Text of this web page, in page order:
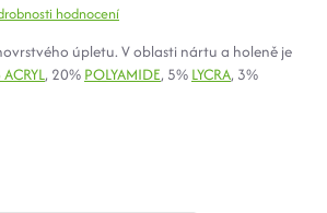
hodnocení
úpletu. V oblasti nártu a holeně je
ACRYL, 20% POLYAMIDE, 5% LYCRA, 3%